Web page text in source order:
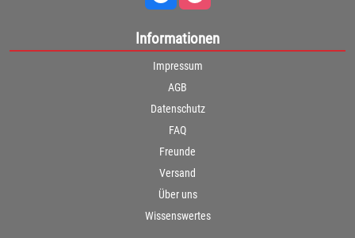
Informationen
Impressum
AGB
Datenschutz
FAQ
Freunde
Versand
Über uns
Wissenswertes